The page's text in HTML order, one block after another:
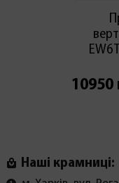
10950
Наші крамниці: